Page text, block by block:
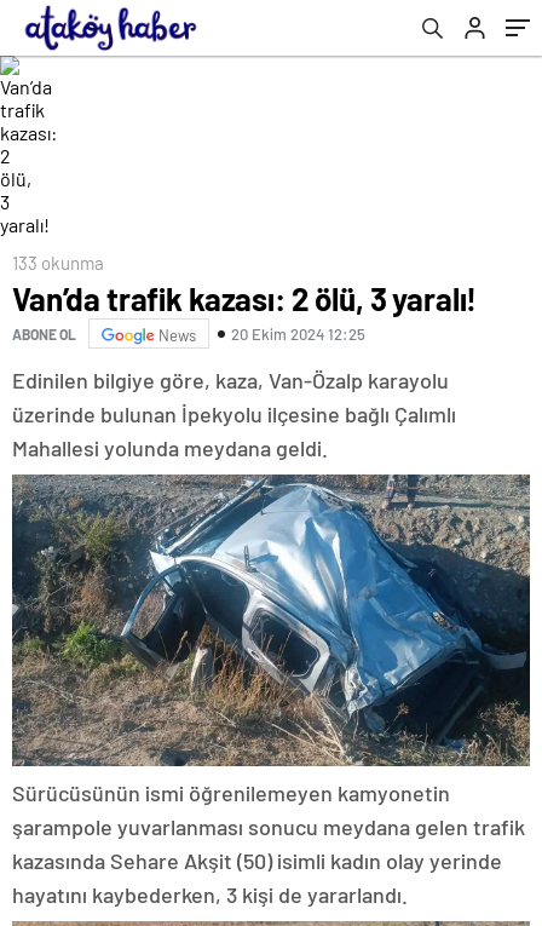
133 okunma
Van’da trafik kazası: 2 ölü, 3 yaralı!
ABONE OL News 20 Ekim 2024 12:25
Edinilen bilgiye göre, kaza, Van-Özalp karayolu
üzerinde bulunan İpekyolu ilçesine bağlı Çalımlı
Mahallesi yolunda meydana geldi.
Sürücüsünün ismi öğrenilemeyen kamyonetin
şarampole yuvarlanması sonucu meydana gelen trafik
kazasında Sehare Akşit (50) isimli kadın olay yerinde
hayatını kaybederken, 3 kişi de yararlandı.